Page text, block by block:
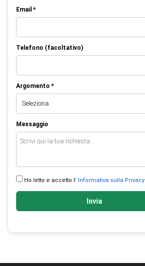
Email *
Telefono (facoltativo)
Argomento *
Messaggio
Ho letto e accetto l’ Informativa sulla Privacy
Invia